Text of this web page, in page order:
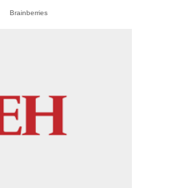
Brainberries